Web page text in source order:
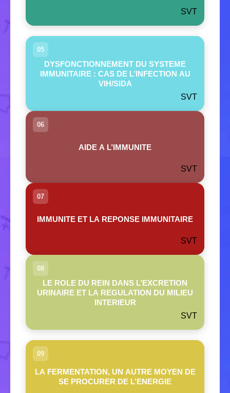
SVT
05
DYSFONCTIONNEMENT DU SYSTEME
IMMUNITAIRE : CAS DE L’INFECTION AU
VIH/SIDA
SVT
06
AIDE A L’IMMUNITE
SVT
07
IMMUNITE ET LA REPONSE IMMUNITAIRE
SVT
08
LE ROLE DU REIN DANS L’EXCRETION
URINAIRE ET LA REGULATION DU MILIEU
INTERIEUR
SVT
09
LA FERMENTATION, UN AUTRE MOYEN DE
SE PROCURER DE L’ENERGIE